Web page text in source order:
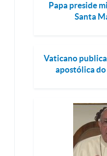
Papa preside
Santa
Vaticano
apostólica do